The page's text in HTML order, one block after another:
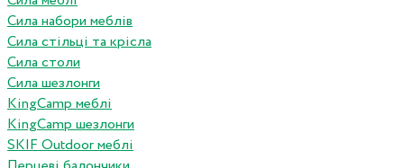
Сила набори меблів
Сила стільці та крісла
Сила столи
Сила шезлонги
KingCamp меблі
KingCamp шезлонги
SKIF Outdoor меблі